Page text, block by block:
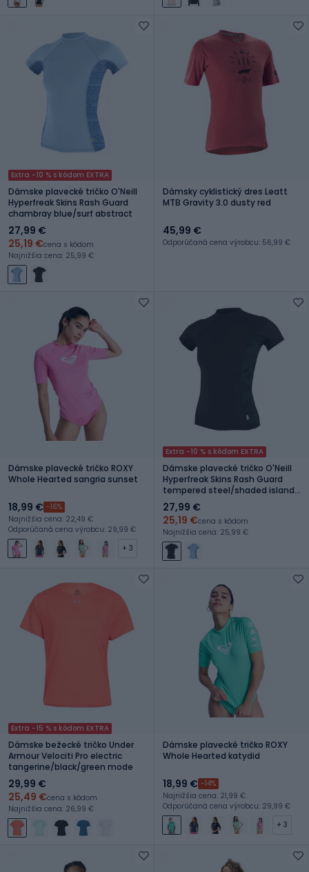
Extra -10 % s kódom EXTRA
Dámske plavecké tričko O'Neill
Hyperfreak Skins Rash Guard
chambray blue/surf abstract
27,99 €
25,19 €cena s kódom
Najnižšia cena: 25,99 €
Dámsky cyklistický dres Leatt
MTB Gravity 3.0 dusty red
45,99 €
Odporúčaná cena výrobcu: 56,99 €
Dámske plavecké tričko ROXY
Whole Hearted sangria sunset
18,99 € -16%
Najnižšia cena: 22,49 €
Odporúčaná cena výrobcu: 29,99 €
+ 3
Extra -10 % s kódom EXTRA
Dámske plavecké tričko O'Neill
Hyperfreak Skins Rash Guard
tempered steel/shaded island
sky
27,99 €
25,19 €cena s kódom
Najnižšia cena: 25,99 €
Extra -15 % s kódom EXTRA
Dámske bežecké tričko Under
Armour Velociti Pro electric
tangerine/black/green mode
29,99 €
25,49 €cena s kódom
Najnižšia cena: 26,99 €
Dámske plavecké tričko ROXY
Whole Hearted katydid
18,99 € -14%
Najnižšia cena: 21,99 €
Odporúčaná cena výrobcu: 29,99 €
+ 3